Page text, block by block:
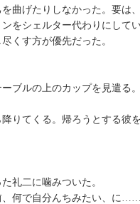
曲げたりしなかった。要は
をシェルター代わりにして
くす方が優先だった。
ブルの上のカップを見遣る。
りてくる。帰ろうとする彼
礼二に噛みついた。
何で自分んちみたい、に……